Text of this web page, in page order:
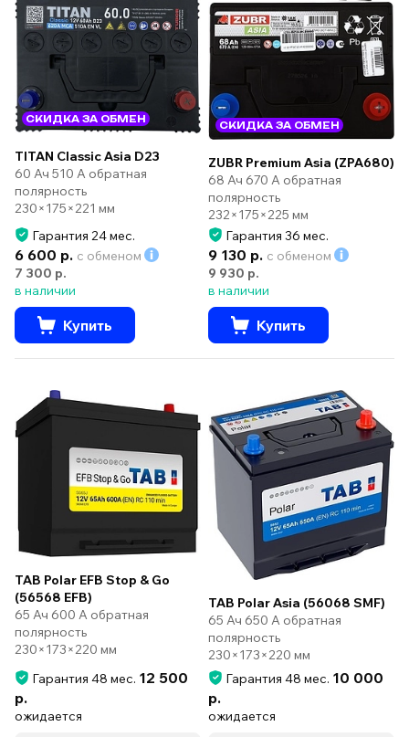
СКИДКА ЗА ОБМЕН
TITAN Classic Asia D23
60 Ач 510 А обратная
полярность
230×175×221 мм
Гарантия 24 мес.
6 600 р. с обменом
7 300 р.
в наличии
Купить
СКИДКА ЗА ОБМЕН
ZUBR Premium Asia (ZPA680)
68 Ач 670 А обратная
полярность
232×175×225 мм
Гарантия 36 мес.
9 130 р. с обменом
9 930 р.
в наличии
Купить
TAB Polar EFB Stop & Go
(56568 EFB)
65 Ач 600 А обратная
полярность
230×173×220 мм
Гарантия 48 мес. 12 500
р.
ожидается
TAB Polar Asia (56068 SMF)
65 Ач 650 А обратная
полярность
230×173×220 мм
Гарантия 48 мес. 10 000
р.
ожидается